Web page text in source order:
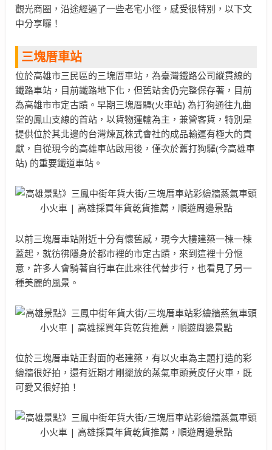
觀光商圈，沿途經過了一些老宅小徑，感受很特別，以下文
中分享囉！
三塊厝車站
位於高雄市三民區的三塊厝車站，為臺灣鐵路公司縱貫線的
鐵路車站，目前鐵路地下化，但舊站舍仍完整保存著，目前
為高雄市市定古蹟。早期三塊厝驛(火車站) 為打狗通往九曲
堂的鳳山支線的首站，以貨物運輸為主，兼營客貨，特別是
提供位於其北邊的台灣煉瓦株式會社的成品輸運有極大的貢
獻，自從現今的高雄車站啟用後，僅次於舊打狗驛(今高雄車
站) 的重要鐵道車站。
以前三塊厝車站附近十分有懷舊感，現今大樓建築一楝一楝
蓋起，就彷彿隱身於都市裡的市定古蹟，來到這裡十分愜
意，許多人會騎著自行車在此來往代替步行，也看見了另一
種美麗的風景。
位於三塊厝車站正對面的老建築，有以火車為主題打造的彩
繪牆很好拍，還有近期才剛擺放的蒸氣車頭黃皮仔火車，既
可愛又很好拍！